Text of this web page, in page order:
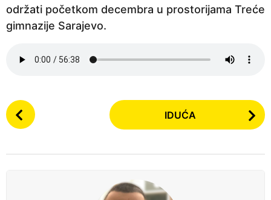
i
j
održati početkom decembra u prostorijama Treće
gimnazije Sarajevo.
P
o
IDUĆA